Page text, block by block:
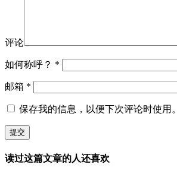
评论
如何称呼？ *
邮箱 *
保存我的信息，以便下次评论时使用。
读过这篇文章的人还喜欢